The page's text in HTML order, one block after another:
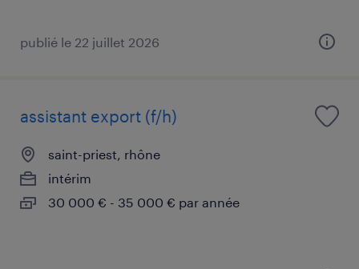
publié le 22 juillet 2026
assistant export (f/h)
saint-priest, rhône
intérim
30 000 € - 35 000 € par année